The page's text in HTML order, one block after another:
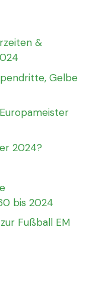
&
Gelbe
2024?
bis 2024
Fußball EM